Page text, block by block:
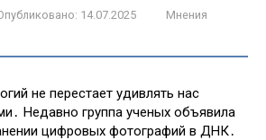
14.07.2025
Мнения
не перестает удивлять нас
Недавно группа ученых объявила
цифровых фотографий в ДНК․